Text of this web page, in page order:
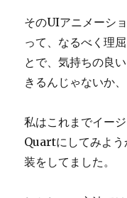
そのUIアニメーシ
って、なるべく理
とで、気持ちの良
きるんじゃないか
私はこれまでイー
Quartにしてみよう
装をしてました。